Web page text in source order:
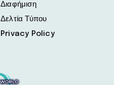
Διαφήμιση
Δελτία Τύπου
Privacy Policy